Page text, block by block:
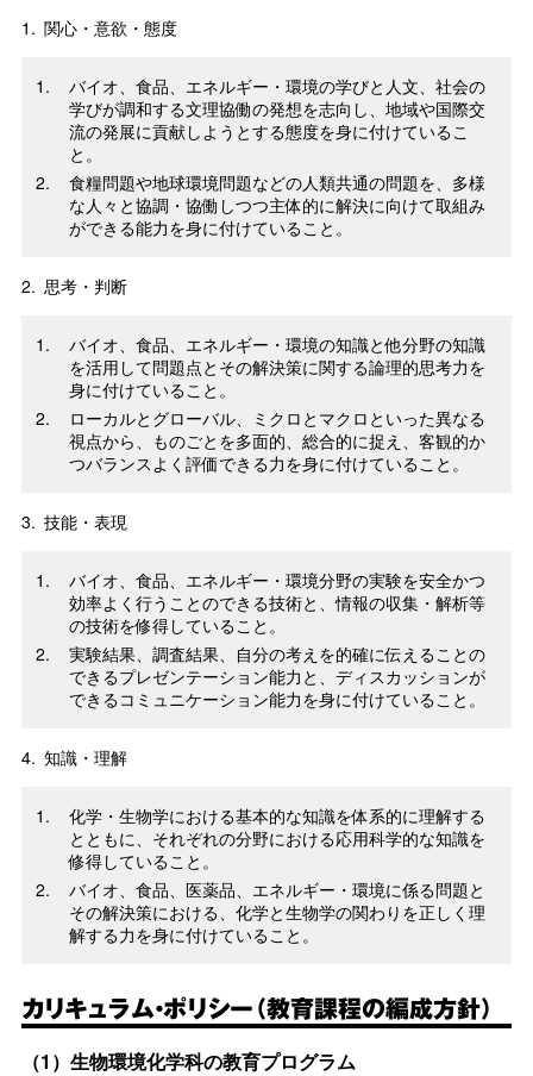
1. 関心・意欲・態度
バイオ、食品、エネルギー・環境の学びと人文、社会の
学びが調和する文理協働の発想を志向し、地域や国際交
流の発展に貢献しようとする態度を身に付けているこ
と。
食糧問題や地球環境問題などの人類共通の問題を、多様
な人々と協調・協働しつつ主体的に解決に向けて取組み
ができる能力を身に付けていること。
2. 思考・判断
バイオ、食品、エネルギー・環境の知識と他分野の知識
を活用して問題点とその解決策に関する論理的思考力を
身に付けていること。
ローカルとグローバル、ミクロとマクロといった異なる
視点から、ものごとを多面的、総合的に捉え、客観的か
つバランスよく評価できる力を身に付けていること。
3. 技能・表現
バイオ、食品、エネルギー・環境分野の実験を安全かつ
効率よく行うことのできる技術と、情報の収集・解析等
の技術を修得していること。
実験結果、調査結果、自分の考えを的確に伝えることの
できるプレゼンテーション能力と、ディスカッションが
できるコミュニケーション能力を身に付けていること。
4. 知識・理解
化学・生物学における基本的な知識を体系的に理解する
とともに、それぞれの分野における応用科学的な知識を
修得していること。
バイオ、食品、医薬品、エネルギー・環境に係る問題と
その解決策における、化学と生物学の関わりを正しく理
解する力を身に付けていること。
カリキュラム・ポリシー（教育課程の編成方針）
（1）生物環境化学科の教育プログラム